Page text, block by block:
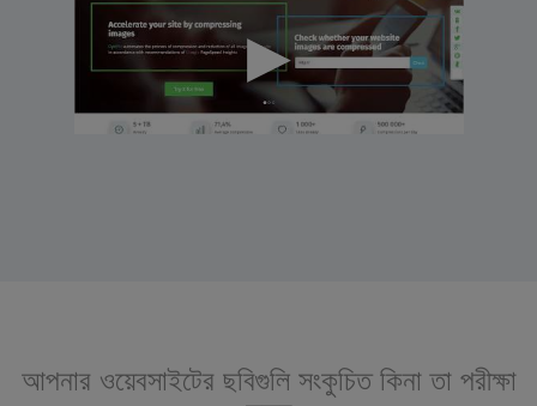
আপনার ওয়েবসাইটের ছবিগুলি সংকুচিত কিনা তা পরীক্ষা